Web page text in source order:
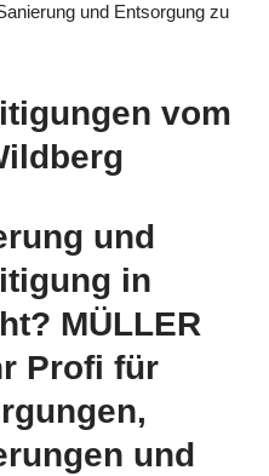
und Entsorgung zu
vom
und
in
MÜLLER
Profi für
und